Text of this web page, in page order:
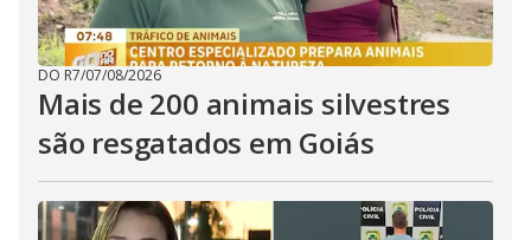
DO R7/07/08/2026
Mais de 200 animais silvestres
são resgatados em Goiás